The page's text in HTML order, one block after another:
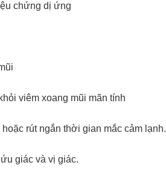
chứng dị ứng
viêm xoang mũi mãn tính
rút ngắn thời gian mắc cảm lạnh.
giác và vị giác.